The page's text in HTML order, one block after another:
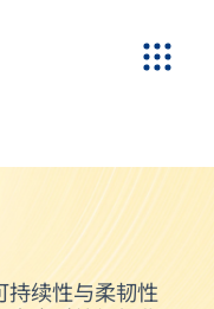
持续性与柔韧性